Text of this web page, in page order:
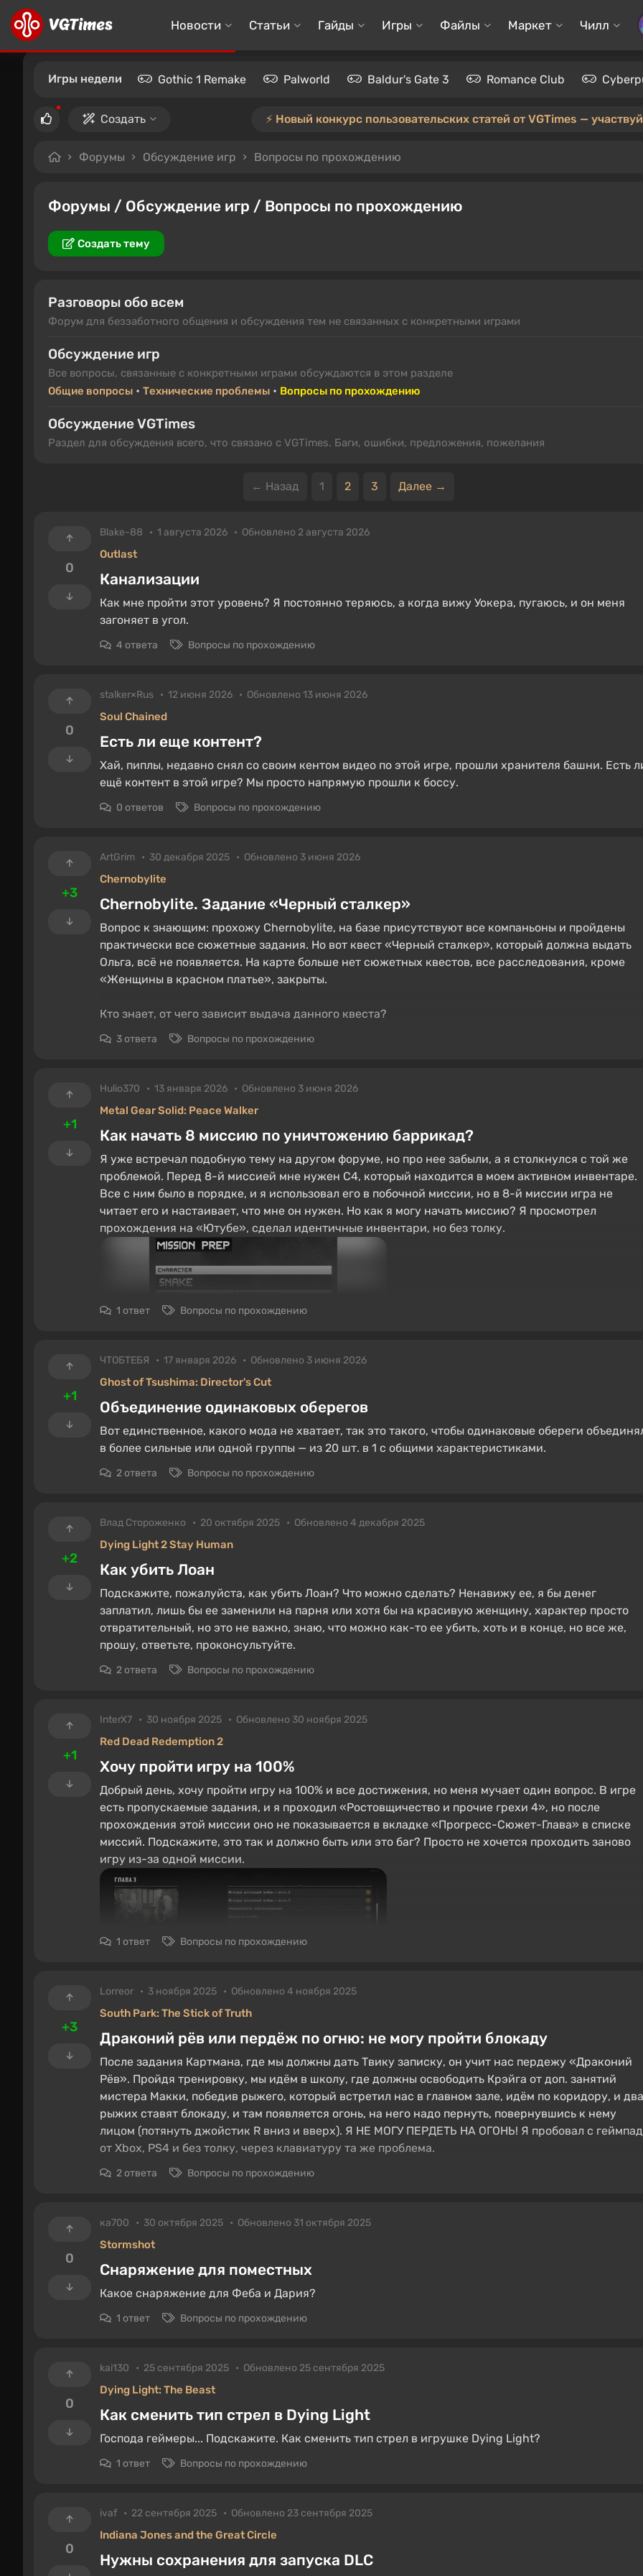
Новости Статьи Гайды Игры Файлы Маркет Чилл
Игры недели Gothic 1 Remake Palworld Baldur's Gate 3 Romance Club
Создать ⚡️ Новый конкурс пользовательских статей от VGTimes —
Форумы Обсуждение игр Вопросы по прохождению
Форумы / Обсуждение игр / Вопросы по прохождению
Создать тему
Разговоры обо всем
Форум для беззаботного общения и обсуждения тем не связанных с конкретными играми
Обсуждение игр
Все вопросы, связанные с конкретными играми обсуждаются в этом разделе
Общие вопросы • Технические проблемы • Вопросы по прохождению
Обсуждение VGTimes
Раздел для обсуждения всего, что связано с VGTimes. Баги, ошибки, предложения, пожелания
← Назад 1 2 3 Далее →
0
Blake-88 1 августа 2026 Обновлено 2 августа 2026
Outlast
Канализации
Как мне пройти этот уровень? Я постоянно теряюсь, а когда вижу Уокера, пугаюсь, и он меня
загоняет в угол.
4 ответа Вопросы по прохождению
0
stalker×Rus 12 июня 2026 Обновлено 13 июня 2026
Soul Chained
Есть ли еще контент?
Хай, пиплы, недавно снял со своим кентом видео по этой игре, прошли хранителя башни. Есть
ещё контент в этой игре? Мы просто напрямую прошли к боссу.
0 ответов Вопросы по прохождению
+3
ArtGrim 30 декабря 2025 Обновлено 3 июня 2026
Chernobylite
Chernobylite. Задание «Черный сталкер»
Вопрос к знающим: прохожу Chernobylite, на базе присутствуют все компаньоны и пройдены
практически все сюжетные задания. Но вот квест «Черный сталкер», который должна выдать
Ольга, всё не появляется. На карте больше нет сюжетных квестов, все расследования, кроме
«Женщины в красном платье», закрыты.
Кто знает, от чего зависит выдача данного квеста?
3 ответа Вопросы по прохождению
+1
Hulio370 13 января 2026 Обновлено 3 июня 2026
Metal Gear Solid: Peace Walker
Как начать 8 миссию по уничтожению баррикад?
Я уже встречал подобную тему на другом форуме, но про нее забыли, а я столкнулся с той же
проблемой. Перед 8-й миссией мне нужен C4, который находится в моем активном инвентаре.
Все с ним было в порядке, и я использовал его в побочной миссии, но в 8-й миссии игра не
читает его и настаивает, что мне он нужен. Но как я могу начать миссию? Я просмотрел
прохождения на «Ютубе», сделал идентичные инвентари, но без толку.
1 ответ Вопросы по прохождению
+1
ЧТОБТЕБЯ 17 января 2026 Обновлено 3 июня 2026
Ghost of Tsushima: Director's Cut
Объединение одинаковых оберегов
Вот единственное, какого мода не хватает, так это такого, чтобы одинаковые обереги
в более сильные или одной группы — из 20 шт. в 1 с общими характеристиками.
2 ответа Вопросы по прохождению
+2
Влад Стороженко 20 октября 2025 Обновлено 4 декабря 2025
Dying Light 2 Stay Human
Как убить Лоан
Подскажите, пожалуйста, как убить Лоан? Что можно сделать? Ненавижу ее, я бы денег
заплатил, лишь бы ее заменили на парня или хотя бы на красивую женщину, характер просто
отвратительный, но это не важно, знаю, что можно как-то ее убить, хоть и в конце, но все же,
прошу, ответьте, проконсультуйте.
2 ответа Вопросы по прохождению
+1
InterX7 30 ноября 2025 Обновлено 30 ноября 2025
Red Dead Redemption 2
Хочу пройти игру на 100%
Добрый день, хочу пройти игру на 100% и все достижения, но меня мучает один вопрос. В игре
есть пропускаемые задания, и я проходил «Ростовщичество и прочие грехи 4», но после
прохождения этой миссии оно не показывается в вкладке «Прогресс-Сюжет-Глава» в списке
миссий. Подскажите, это так и должно быть или это баг? Просто не хочется проходить заново
игру из-за одной миссии.
1 ответ Вопросы по прохождению
+3
Lorreor 3 ноября 2025 Обновлено 4 ноября 2025
South Park: The Stick of Truth
Драконий рёв или пердёж по огню: не могу пройти блокаду
После задания Картмана, где мы должны дать Твику записку, он учит нас пердежу «Драконий
Рёв». Пройдя тренировку, мы идём в школу, где должны освободить Крэйга от доп. занятий
мистера Макки, победив рыжего, который встретил нас в главном зале, идём по коридору, и два
рыжих ставят блокаду, и там появляется огонь, на него надо пернуть, повернувшись к нему
лицом (потянуть джойстик R вниз и вверх). Я НЕ МОГУ ПЕРДЕТЬ НА ОГОНЬ! Я пробовал с
от Xbox, PS4 и без толку, через клавиатуру та же проблема.
2 ответа Вопросы по прохождению
0
ка700 30 октября 2025 Обновлено 31 октября 2025
Stormshot
Снаряжение для поместных
Какое снаряжение для Феба и Дария?
1 ответ Вопросы по прохождению
0
kai130 25 сентября 2025 Обновлено 25 сентября 2025
Dying Light: The Beast
Как сменить тип стрел в Dying Light
Господа геймеры... Подскажите. Как сменить тип стрел в игрушке Dying Light?
1 ответ Вопросы по прохождению
0
ivaf 22 сентября 2025 Обновлено 23 сентября 2025
Indiana Jones and the Great Circle
Нужны сохранения для запуска DLC